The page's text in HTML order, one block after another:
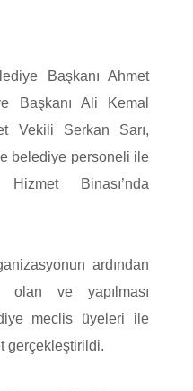
Başkanı Ahmet
Başkanı Ali Kemal
Vekili Serkan Sarı,
belediye personeli ile
Binası’nda
ardından
ve yapılması
meclis üyeleri ile
gerçekleştirildi.